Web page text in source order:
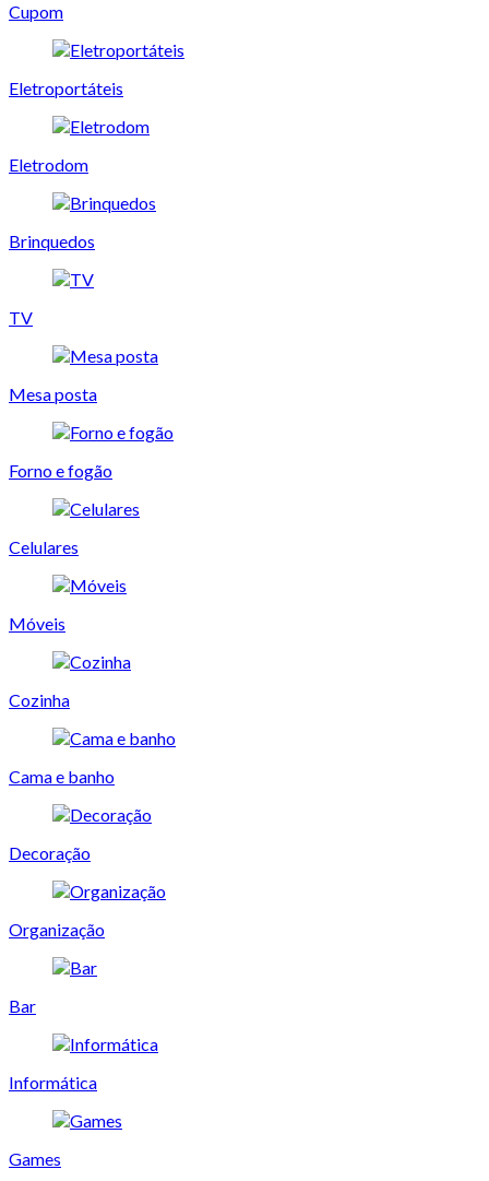
Cupom
Eletroportáteis
Eletrodom
Brinquedos
TV
Mesa posta
Forno e fogão
Celulares
Móveis
Cozinha
Cama e banho
Decoração
Organização
Bar
Informática
Games